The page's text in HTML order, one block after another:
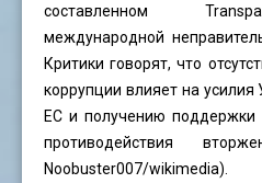
составленном
международной
Критики говорят, что
коррупции влияет на
ЕС и получению поддержки
противодействия
Noobuster007/wikimedia).